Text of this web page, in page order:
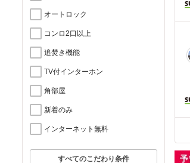
オートロック
コンロ2口以上
追焚き機能
TV付インターホン
角部屋
新着のみ
インターネット無料
すべてのこだわり条件